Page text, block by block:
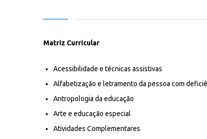
Matriz Curricular
Acessibilidade e técnicas assistivas
Alfabetização e letramento da pessoa com
Antropologia da educação
Arte e educação especial
Atividades Complementares